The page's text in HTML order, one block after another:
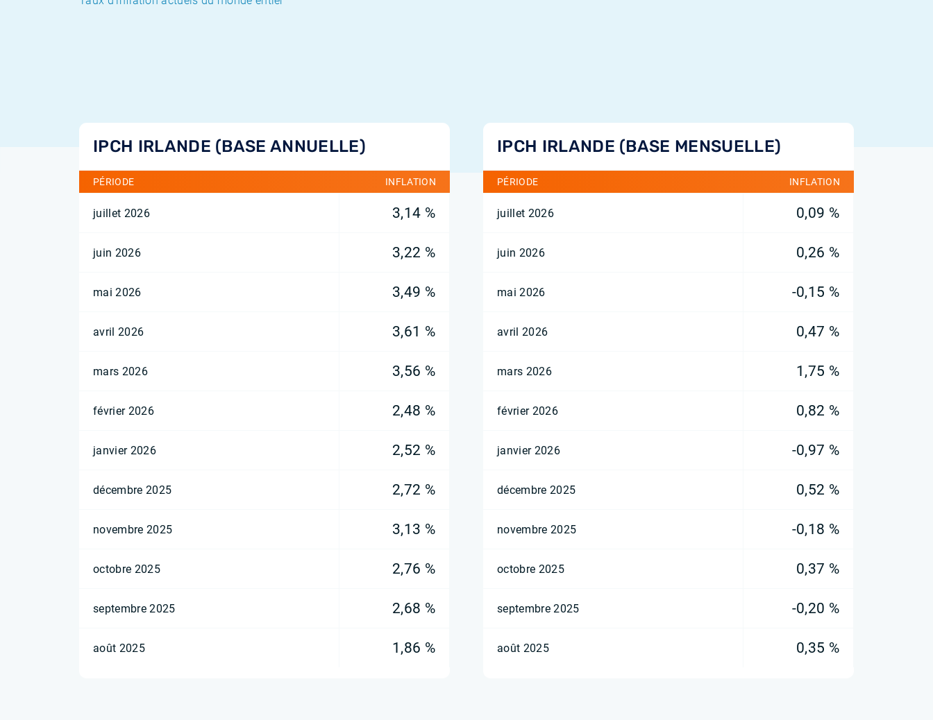
IPCH IRLANDE (BASE ANNUELLE)
PÉRIODE INFLATION
juillet 2026 3,14 %
juin 2026 3,22 %
mai 2026 3,49 %
avril 2026 3,61 %
mars 2026 3,56 %
février 2026 2,48 %
janvier 2026 2,52 %
décembre 2025 2,72 %
novembre 2025 3,13 %
octobre 2025 2,76 %
septembre 2025 2,68 %
août 2025 1,86 %
IPCH IRLANDE (BASE MENSUELLE)
PÉRIODE INFLATION
juillet 2026 0,09 %
juin 2026 0,26 %
mai 2026 -0,15 %
avril 2026 0,47 %
mars 2026 1,75 %
février 2026 0,82 %
janvier 2026 -0,97 %
décembre 2025 0,52 %
novembre 2025 -0,18 %
octobre 2025 0,37 %
septembre 2025 -0,20 %
août 2025 0,35 %